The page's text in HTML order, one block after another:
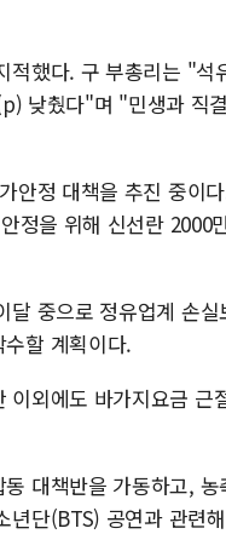
했다. 구 부총리는 "석
낮췄다"며 "민생과 직
안정 대책을 추진 중이
정을 위해 신선란 2000
중으로 정유업계 손
할 계획이다.
이외에도 바가지요금 근
대책반을 가동하고,
단(BTS) 공연과 관련